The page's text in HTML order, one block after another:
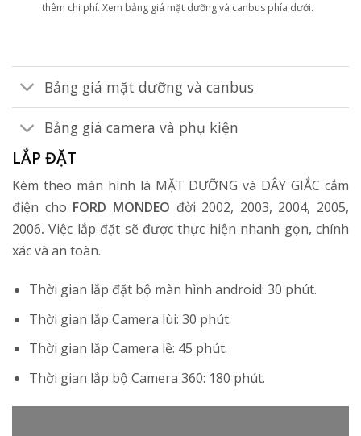
thêm chi phí. Xem bảng giá mặt dưỡng và canbus phía dưới.
Bảng giá mặt dưỡng và canbus
Bảng giá camera và phụ kiện
LẮP ĐẶT
Kèm theo màn hình là MẶT DƯỠNG và DÂY GIẮC cắm
điện cho FORD MONDEO đời 2002, 2003, 2004, 2005,
2006. Việc lắp đặt sẽ được thực hiện nhanh gọn, chính
xác và an toàn.
Thời gian lắp đặt bộ màn hình android: 30 phút.
Thời gian lắp Camera lùi: 30 phút.
Thời gian lắp Camera lề: 45 phút.
Thời gian lắp bộ Camera 360: 180 phút.